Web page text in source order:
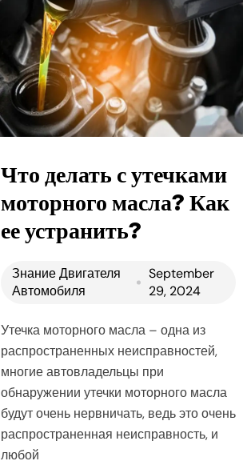
Что делать с утечками
моторного масла? Как
ее устранить?
Знание Двигателя
Автомобиля
September
29, 2024
Утечка моторного масла – одна из
распространенных неисправностей,
многие автовладельцы при
обнаружении утечки моторного масла
будут очень нервничать, ведь это очень
распространенная неисправность, и
любой